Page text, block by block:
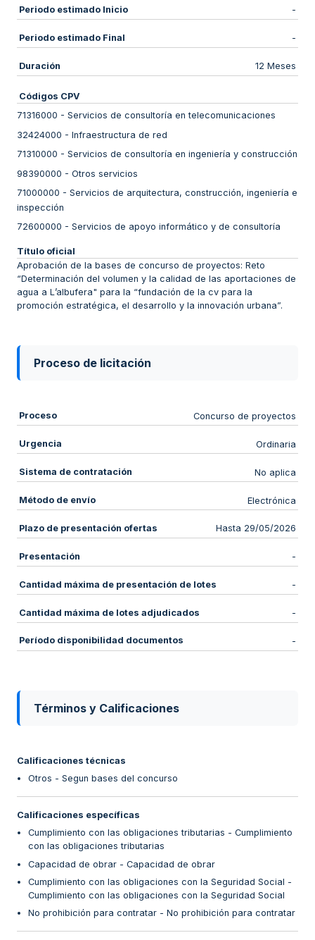
Periodo estimado Inicio -
Periodo estimado Final -
Duración 12 Meses
Códigos CPV
71316000 - Servicios de consultoría en telecomunicaciones
32424000 - Infraestructura de red
71310000 - Servicios de consultoría en ingeniería y construcción
98390000 - Otros servicios
71000000 - Servicios de arquitectura, construcción, ingeniería e
inspección
72600000 - Servicios de apoyo informático y de consultoría
Título oficial
Aprobación de la bases de concurso de proyectos: Reto
“Determinación del volumen y la calidad de las aportaciones de
agua a L’albufera" para la “fundación de la cv para la
promoción estratégica, el desarrollo y la innovación urbana”.
Proceso de licitación
Proceso Concurso de proyectos
Urgencia Ordinaria
Sistema de contratación No aplica
Método de envío Electrónica
Plazo de presentación ofertas Hasta 29/05/2026
Presentación -
Cantidad máxima de presentación de lotes -
Cantidad máxima de lotes adjudicados -
Período disponibilidad documentos -
Términos y Calificaciones
Calificaciones técnicas
Otros - Segun bases del concurso
Calificaciones específicas
Cumplimiento con las obligaciones tributarias - Cumplimiento
con las obligaciones tributarias
Capacidad de obrar - Capacidad de obrar
Cumplimiento con las obligaciones con la Seguridad Social -
Cumplimiento con las obligaciones con la Seguridad Social
No prohibición para contratar - No prohibición para contratar